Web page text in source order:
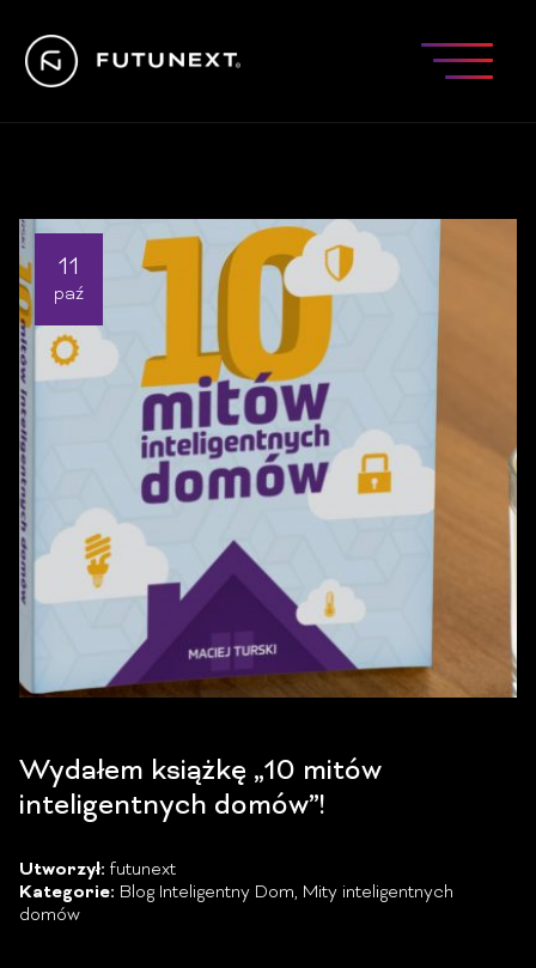
11
paź
Wydałem książkę „10 mitów
inteligentnych domów”!
Utworzył: futunext
Kategorie: Blog Inteligentny Dom, Mity inteligentnych
domów